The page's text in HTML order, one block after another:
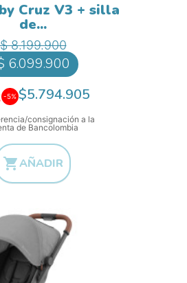
Cruz V3 + silla
de...Precio base
$ 8.199.900Precio
6.099.900
-5% $5.794.905
consignación a la
de Bancolombia
AÑADIR